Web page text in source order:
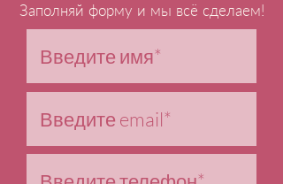
Заполняй форму и мы всё сделаем!